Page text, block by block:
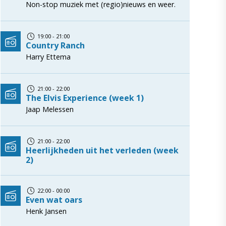
Non-stop muziek met (regio)nieuws en weer.
19:00 - 21:00
Country Ranch
Harry Ettema
21:00 - 22:00
The Elvis Experience (week 1)
Jaap Melessen
21:00 - 22:00
Heerlijkheden uit het verleden (week
2)
22:00 - 00:00
Even wat oars
Henk Jansen